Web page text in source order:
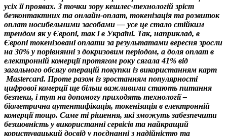
усіх її проявах. З точки зору кешлес-технологій зріст
безконтактних та онлайн-оплат, токенізація та розвиток
оплат носибельними засобами — усе це стало стійким
трендом як у Європі, так і в Україні. Так, наприклад, в
Європі токенізовані оплати за результатами вересня зросли
на 30% у порівнянні з докризовим періодом, а доля оплат в
електронній комерції протягом року сягала 41% від
загального обсягу операцій покупки із використанням карт
Mastercard. Проте разом із зростанням популярності
цифрової комерції ще більш важливими стають питання
безпеки, і тут на допомогу приходять технології –
біометрична аутентифікація, токенізація в електронній
комерції тощо. Саме ті рішення, які зможуть забезпечити
безшовність у використанні сервісів та найкращий
користувацький досвід у поєднанні з надійністю та